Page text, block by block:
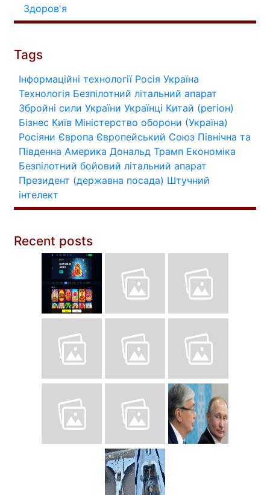
Здоров'я
Tags
Інформаційні технології Росія Україна
Технологія Безпілотний літальний апарат
Збройні сили України Українці Китай (регіон)
Бізнес Київ Міністерство оборони (Україна)
Росіяни Європа Європейський Союз Північна та
Південна Америка Дональд Трамп Економіка
Безпілотний бойовий літальний апарат
Президент (державна посада) Штучний
інтелект
Recent posts